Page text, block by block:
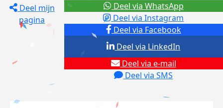
Deel mijn
pagina
Deel via Facebook
Deel via Instagram
Deel via e-mail
Deel via SMS
Deel via LinkedIn
Deel via WhatsApp